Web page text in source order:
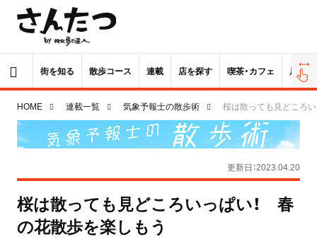
街を知る 散歩コース 連載 店を探す 喫茶・カフェ 居酒屋
HOME 連載一覧 気象予報士の散歩術 桜は散っても見どころ
更新日：2023.04.20
桜は散っても見どころいっぱい！ 春
の花散歩を楽しもう